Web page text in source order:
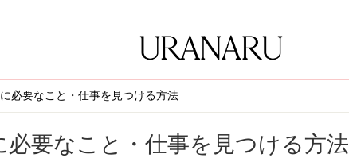
必要なこと・仕事を見つける方法
要なこと・仕事を見つける方法